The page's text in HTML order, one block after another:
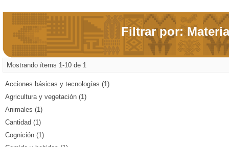
Filtrar por: Materia
Mostrando ítems 1-10 de 1
Acciones básicas y tecnologías (1)
Agricultura y vegetación (1)
Animales (1)
Cantidad (1)
Cognición (1)